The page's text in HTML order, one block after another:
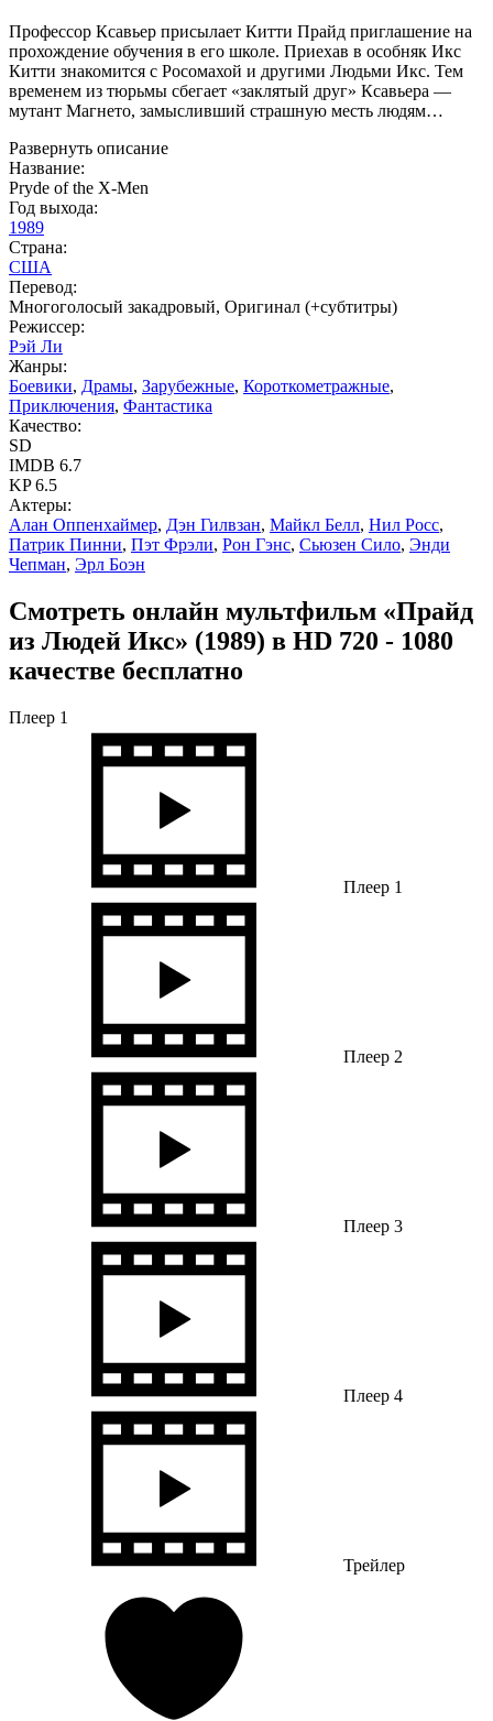
Профессор Ксавьер присылает Китти Прайд приглашение на
прохождение обучения в его школе. Приехав в особняк Икс
Китти знакомится с Росомахой и другими Людьми Икс. Тем
временем из тюрьмы сбегает «заклятый друг» Ксавьера —
мутант Магнето, замысливший страшную месть людям…
Развернуть описание
Название:
Pryde of the X-Men
Год выхода:
1989
Страна:
США
Перевод:
Многоголосый закадровый, Оригинал (+субтитры)
Режиссер:
Рэй Ли
Жанры:
Боевики, Драмы, Зарубежные, Короткометражные,
Приключения, Фантастика
Качество:
SD
IMDB 6.7
KP6.5
Актеры:
Алан Оппенхаймер, Дэн Гилвзан, Майкл Белл, Нил Росс,
Патрик Пинни, Пэт Фрэли, Рон Гэнс, Сьюзен Сило, Энди
Чепман, Эрл Боэн
Смотреть онлайн мультфильм «Прайд
из Людей Икс» (1989) в HD 720 - 1080
качестве бесплатно
Плеер 1
Плеер 1
Плеер 2
Плеер 3
Плеер 4
Трейлер